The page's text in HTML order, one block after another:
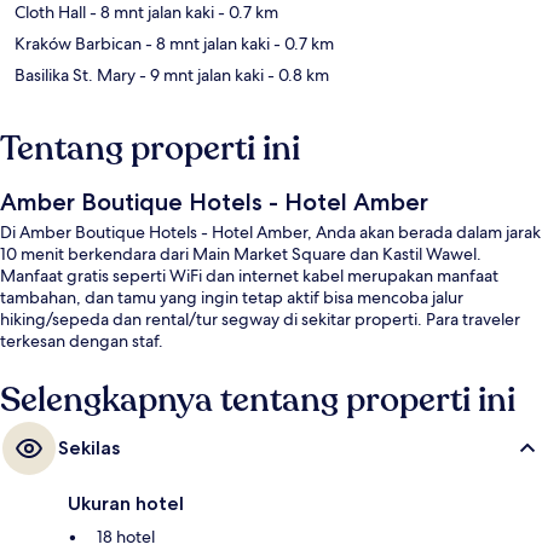
Cloth Hall- 8 mnt jalan kaki- 0.7 km
Kraków Barbican- 8 mnt jalan kaki- 0.7 km
Basilika St. Mary- 9 mnt jalan kaki- 0.8 km
Tentang properti ini
Amber Boutique Hotels - Hotel Amber
Di Amber Boutique Hotels - Hotel Amber, Anda akan berada dalam jarak
10 menit berkendara dari Main Market Square dan Kastil Wawel.
Manfaat gratis seperti WiFi dan internet kabel merupakan manfaat
tambahan, dan tamu yang ingin tetap aktif bisa mencoba jalur
hiking/sepeda dan rental/tur segway di sekitar properti. Para traveler
terkesan dengan staf.
Selengkapnya tentang properti ini
Sekilas
Ukuran hotel
18 hotel